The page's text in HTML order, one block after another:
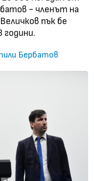
- членът на
пък бе
Бербатов